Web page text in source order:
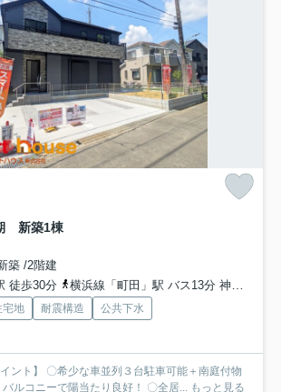
新築1棟
築 /2階建
徒歩30分
横浜線「町田」駅 バス13分 神奈川中央交通「第三小学校前」 停歩8分
宅地 耐震構造
公共下水
イント】 〇希少な車並列３台駐車可能＋南庭付物
ルコニーで陽当たり良好！ 〇全居... もっと見る